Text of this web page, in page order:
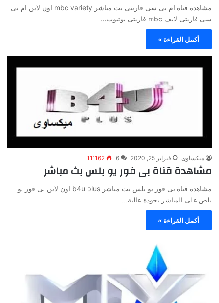
مشاهدة قناة ام بى سى فاريتى بث مباشر mbc variety اون لاين ام بى
سى فاريتى لايف mbc فاريتى يوتيوب…
أكمل القراءة »
ميكساوى فبراير 25, 2020 6 11٬162
مشاهدة قناة بى فور يو بلس بث مباشر
مشاهدة قناة بى فور يو بلس بث مباشر b4u plus اون لاين بى فور يو
بلص على المباشر بجودة عالية…
أكمل القراءة »